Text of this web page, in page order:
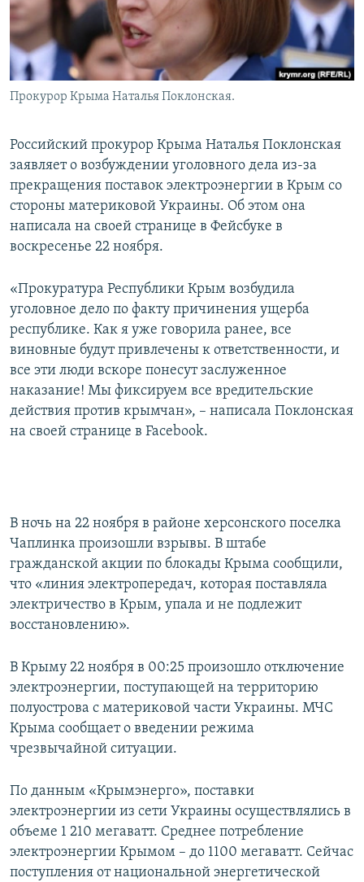
ПОБЕДИТЕЛЕЙ НЕ СУДЯТ?
КРЫМ.НЕПОКОРЕННЫЙ
ELIFBE
УКРАИНСКАЯ ПРОБЛЕМА КРЫМА
ПРИСОЕДИНЯЙТЕСЬ!
Прокурор Крыма Наталья Поклонская.
Российский прокурор Крыма Наталья Поклонская
заявляет о возбуждении уголовного дела из-за
прекращения поставок электроэнергии в Крым со
стороны материковой Украины. Об этом она
написала на своей странице в Фейсбуке в
воскресенье 22 ноября.
«Прокуратура Республики Крым возбудила
уголовное дело по факту причинения ущерба
республике. Как я уже говорила ранее, все
виновные будут привлечены к ответственности, и
все эти люди вскоре понесут заслуженное
наказание! Мы фиксируем все вредительские
действия против крымчан», – написала Поклонская
на своей странице в Facebook.
В ночь на 22 ноября в районе херсонского поселка
Чаплинка произошли взрывы. В штабе
гражданской акции по блокады Крыма сообщили,
что «линия электропередач, которая поставляла
электричество в Крым, упала и не подлежит
восстановлению».
В Крыму 22 ноября в 00:25 произошло отключение
электроэнергии, поступающей на территорию
полуострова с материковой части Украины. МЧС
Крыма сообщает о введении режима
чрезвычайной ситуации.
По данным «Крымэнерго», поставки
электроэнергии из сети Украины осуществлялись в
объеме 1 210 мегаватт. Среднее потребление
электроэнергии Крымом – до 1100 мегаватт. Сейчас
поступления от национальной энергетической